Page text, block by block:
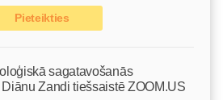
Pieteikties
sagatavošanās
Zandi tiešsaistē ZOOM.US